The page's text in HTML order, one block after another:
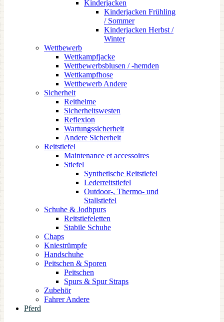
Kinderjacken
Kinderjacken Frühling
/ Sommer
Kinderjacken Herbst /
Winter
Wettbewerb
Wettkampfjacke
Wettbewerbsblusen / -hemden
Wettkampfhose
Wettbewerb Andere
Sicherheit
Reithelme
Sicherheitswesten
Reflexion
Wartungssicherheit
Andere Sicherheit
Reitstiefel
Maintenance et accessoires
Stiefel
Synthetische Reitstiefel
Lederreitstiefel
Outdoor-, Thermo- und
Stallstiefel
Schuhe & Jodhpurs
Reitstiefeletten
Stabile Schuhe
Chaps
Kniestrümpfe
Handschuhe
Peitschen & Sporen
Peitschen
Spurs & Spur Straps
Zubehör
Fahrer Andere
Pferd